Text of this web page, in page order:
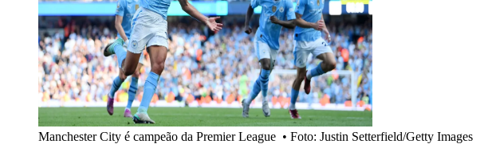
Manchester City é campeão da Premier League • Foto: Justin Setterfield/Getty Images